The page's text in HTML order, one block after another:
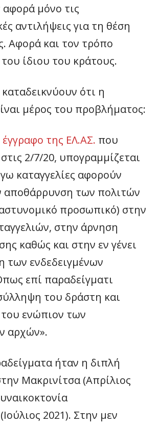
μόνο τις
αντιλήψεις για τη θέση
Αφορά και τον τρόπο
του ίδιου του κράτους.
ότι η
μέρος του προβλήματος:
έγγραφο της ΕΛ.ΑΣ. που
2/7/20, υπογραμμίζεται
καταγγελίες αφορούν
αποθάρρυνση των πολιτών
προσωπικό) στην
στην άρνηση
καθώς και στην εν γένει
των ενδεδειγμένων
επί παραδείγματι
του δράστη και
ενώπιον των
αρχών».
ήταν η διπλή
Μακρινίτσα (Απρίλιος
2021). Στην μεν